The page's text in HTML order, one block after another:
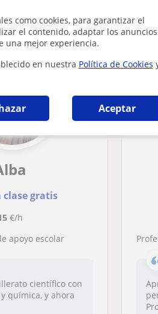
como cookies, para garantizar el
el contenido, adaptar los
una mejor experiencia.
en nuestra Política de Cookies
Aceptar
que pueden interesarte
clase gratis
€/h
apoyo escolar
científico con
química, y ahora